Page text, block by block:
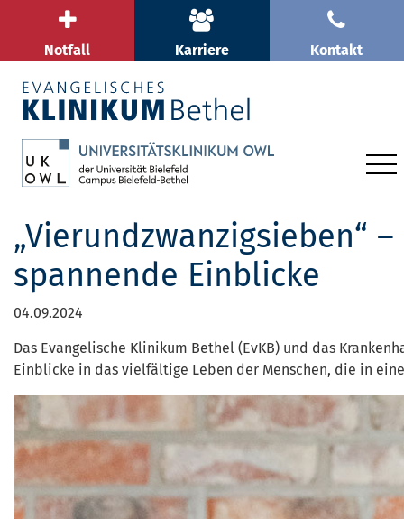
Notfall Karriere Kontakt
„Vierundzwanzigsieben“
spannende Einblicke
04.09.2024
Das Evangelische Klinikum Bethel (EvKB) und das
Einblicke in das vielfältige Leben der Menschen, die in